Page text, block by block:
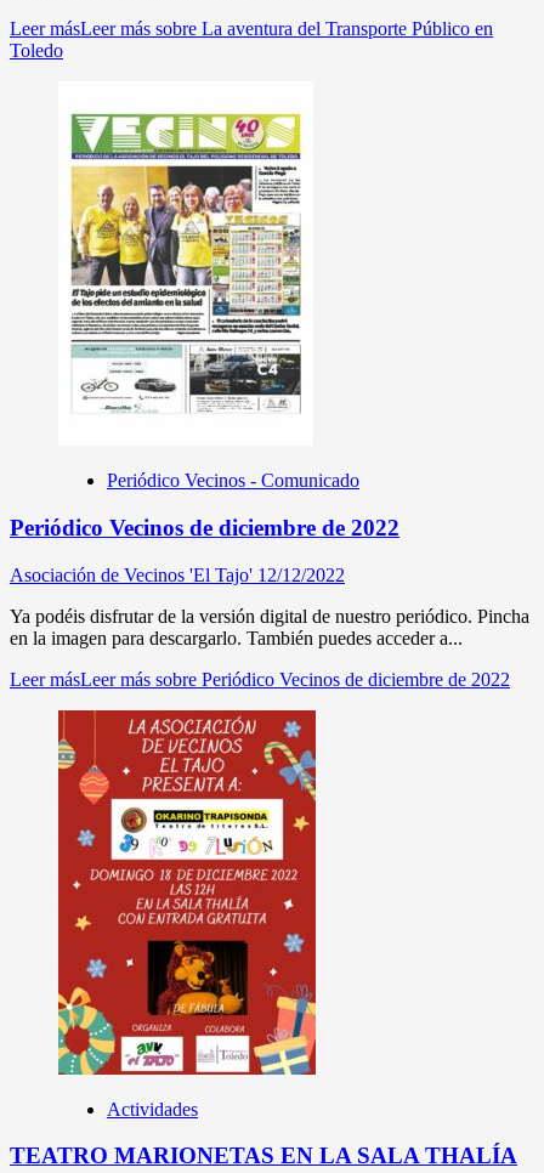
Leer másLeer más sobre La aventura del Transporte Público en
Toledo
Periódico Vecinos - Comunicado
Periódico Vecinos de diciembre de 2022
Asociación de Vecinos 'El Tajo' 12/12/2022
Ya podéis disfrutar de la versión digital de nuestro periódico. Pincha
en la imagen para descargarlo. También puedes acceder a...
Leer másLeer más sobre Periódico Vecinos de diciembre de 2022
Actividades
TEATRO MARIONETAS EN LA SALA THALÍA